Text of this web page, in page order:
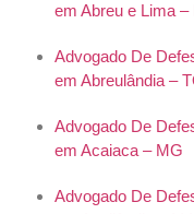
em Abreu e Lima –
Advogado De
em Abreulândia –
Advogado De
em Acaiaca – MG
Advogado De